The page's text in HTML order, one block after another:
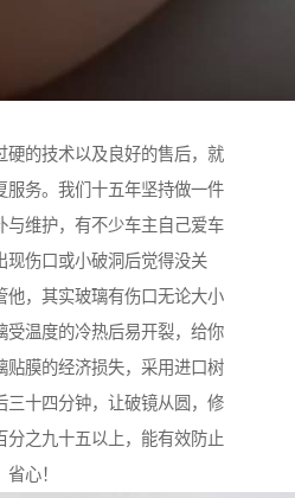
硬的技术以及良好的售后，就
服务。我们十五年坚持做一件
与维护，有不少车主自己爱车
现伤口或小破洞后觉得没关
他，其实玻璃有伤口无论大小
受温度的冷热后易开裂，给你
贴膜的经济损失，采用进口树
三十四分钟，让破镜从圆，修
分之九十五以上，能有效防止
心！